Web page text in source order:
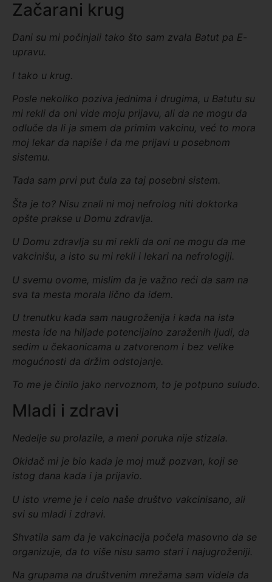
Začarani krug
Dani su mi počinjali tako što sam zvala Batut pa E-
upravu.
I tako u krug.
Posle nekoliko poziva jednima i drugima, u Batutu su
mi rekli da oni vide moju prijavu, ali da ne mogu da
odluče da li ja smem da primim vakcinu, već to mora
moj lekar da napiše i da me prijavi u posebnom
sistemu.
Tada sam prvi put čula za taj posebni sistem.
Šta je to? Nisu znali ni moj nefrolog niti doktorka
opšte prakse u Domu zdravlja.
U Domu zdravlja su mi rekli da oni ne mogu da me
vakcinišu, a isto su mi rekli i lekari na nefrologiji.
U svemu ovome, mislim da je važno reći da sam na
sva ta mesta morala lično da idem.
U trenutku kada sam naugroženija i kada na ista
mesta ide na hiljade potencijalno zaraženih ljudi, da
sedim u čekaonicama u zatvorenom i bez velike
mogućnosti da držim odstojanje.
To me je činilo jako nervoznom, to je potpuno suludo.
Mladi i zdravi
Nedelje su prolazile, a meni poruka nije stizala.
Okidač mi je bio kada je moj muž pozvan, koji se
istog dana kada i ja prijavio.
U isto vreme je i celo naše društvo vakcinisano, ali
svi su mladi i zdravi.
Shvatila sam da je vakcinacija počela masovno da se
organizuje, da to više nisu samo stari i najugroženiji.
Na grupama na društvenim mrežama sam videla da